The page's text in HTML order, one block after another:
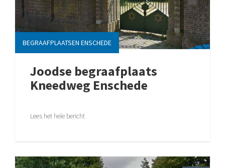
BEGRAAFPLAATSEN ENSCHEDE
Joodse begraafplaats
Kneedweg Enschede
Lees het hele bericht